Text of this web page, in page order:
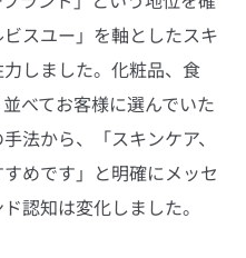
スユー」を軸としたスキ
しました。化粧品、食
べてお客様に選んでいた
法から、「スキンケア、
めです」と明確にメッセ
認知は変化しました。